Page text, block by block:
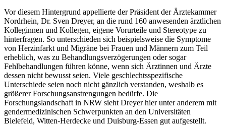
Vor diesem Hintergrund appellierte der Präsident der Ärztekammer
Nordrhein, Dr. Sven Dreyer, an die rund 160 anwesenden ärztlichen
Kolleginnen und Kollegen, eigene Vorurteile und Stereotype zu
hinterfragen. So unterschieden sich beispielsweise die Symptome
von Herzinfarkt und Migräne bei Frauen und Männern zum Teil
erheblich, was zu Behandlungsverzögerungen oder sogar
Fehlbehandlungen führen könne, wenn sich Ärztinnen und Ärzte
dessen nicht bewusst seien. Viele geschlechtsspezifische
Unterschiede seien noch nicht gänzlich verstanden, weshalb es
größerer Forschungsanstrengungen bedürfe. Die
Forschungslandschaft in NRW sieht Dreyer hier unter anderem mit
gendermedizinischen Schwerpunkten an den Universitäten
Bielefeld, Witten-Herdecke und Duisburg-Essen gut aufgestellt.